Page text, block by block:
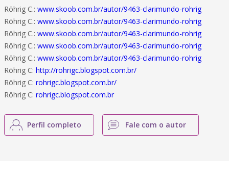
Röhrig C.: www.skoob.com.br/autor/9463-clarimundo-rohrig
Röhrig C.: www.skoob.com.br/autor/9463-clarimundo-rohrig
Röhrig C.: www.skoob.com.br/autor/9463-clarimundo-rohrig
Röhrig C.: www.skoob.com.br/autor/9463-clarimundo-rohrig
Röhrig C.: www.skoob.com.br/autor/9463-clarimundo-rohrig
Röhrig C: http://rohrigc.blogspot.com.br/
Röhrig C: rohrigc.blogspot.com.br/
Röhrig C: rohrigc.blogspot.com.br
Perfil completo Fale com o autor